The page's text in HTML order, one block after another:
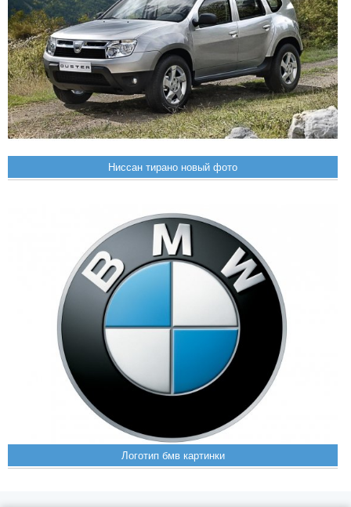
Ниссан тирано новый фото
Логотип бмв картинки